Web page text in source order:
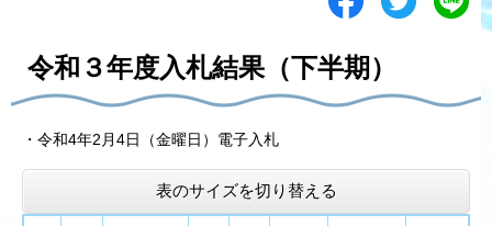
シ
す
る
ツ
る
L
る
令和３年度入札結果（下半期）
・ 令和4年2月4日 （金曜日）電子入札
表のサイズを切り替える